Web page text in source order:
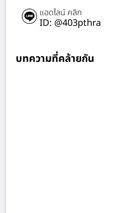
แอดไลน์ คลิก
ID: @403pthra
บทความที่คล้ายกัน